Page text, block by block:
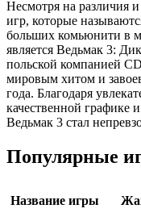
Несмотря на различия
игр, которые
больших комьюнити в
является Ведьмак 3:
польской компанией
мировым хитом и
года. Благодаря
качественной графике
Ведьмак 3 стал
Популярные
Название игры